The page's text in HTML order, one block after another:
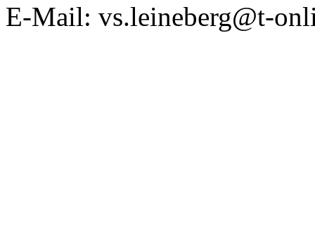
E-Mail: vs.leineberg@t-